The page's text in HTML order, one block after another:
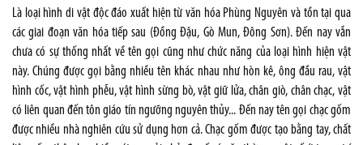
Là loại hình di vật độc đáo xuất hiện từ văn hóa Phùng Nguyên và tồn tại qua
các giai đoạn văn hóa tiếp sau (Đồng Đậu, Gò Mun, Đông Sơn). Đến nay vẫn
chưa có sự thống nhất về tên gọi cũng như chức năng của loại hình hiện vật
này. Chúng được gọi bằng nhiều tên khác nhau như hòn kê, ông đầu rau, vật
hình cốc, vật hình phễu, vật hình sừng bò, vật giữ lửa, chân giò, chân chạc, vật
có liên quan đến tôn giáo tín ngưỡng nguyên thủy... Đến nay tên gọi chạc gốm
được nhiều nhà nghiên cứu sử dụng hơn cả. Chạc gốm được tạo bằng tay, chất